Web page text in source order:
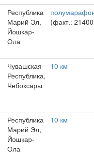
Республика
Марий Эл,
Йошкар-
Ола
(факт.:
Чувашская
Республика,
Чебоксары
10 км
Республика
Марий Эл,
Йошкар-
Ола
10 км